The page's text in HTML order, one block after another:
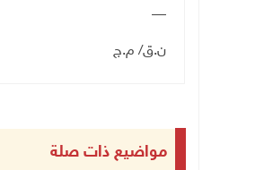
__
ن.ق/ م.ج
مواضيع ذات صلة